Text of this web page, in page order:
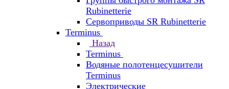
Rubinetterie
Сервоприводы SR Rubinetterie
Terminus
Назад
Terminus
Водяные полотенцесушители
Terminus
Электрические